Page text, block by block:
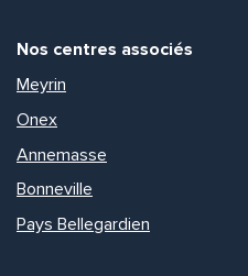
Nos centres associés
Meyrin
Onex
Annemasse
Bonneville
Pays Bellegardien